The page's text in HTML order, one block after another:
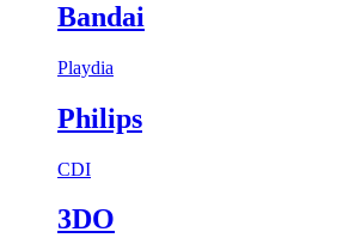
Bandai
Playdia
Philips
CDI
3DO